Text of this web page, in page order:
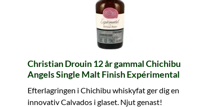
Christian Drouin 12 år gammal Chichibu
Angels Single Malt Finish Expérimental
Efterlagringen i Chichibu whiskyfat ger dig en
innovativ Calvados i glaset. Njut genast!